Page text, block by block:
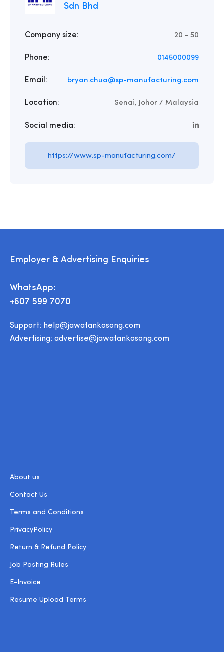
Sdn Bhd
Company size: 20 - 50
Phone: 0145000099
Email: bryan.chua@sp-manufacturing.com
Location: Senai, Johor / Malaysia
Social media:
https://www.sp-manufacturing.com/
Employer & Advertising Enquiries
WhatsApp:
+607 599 7070
Support: help@jawatankosong.com
Advertising: advertise@jawatankosong.com
About us
Contact Us
Terms and Conditions
PrivacyPolicy
Return & Refund Policy
Job Posting Rules
E-Invoice
Resume Upload Terms